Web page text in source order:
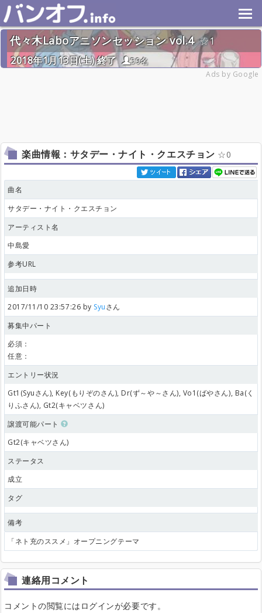
代々木Laboアニソンセッション vol.4
1
2018年1月13日(土) 終了
59名
Ads by Google
楽曲情報：サタデー・ナイト・クエスチョン 0
曲名
サタデー・ナイト・クエスチョン
アーティスト名
中島愛
参考URL
追加日時
2017/11/10 23:57:26 by Syuさん
募集中パート
必須：
任意：
エントリー状況
Gt1(Syuさん), Key(もりぞのさん), Dr(ず～や～さん), Vo1(ばやさん), Ba(く
りふさん), Gt2(キャベツさん)
譲渡可能パート
Gt2(キャベツさん)
ステータス
成立
タグ
備考
「ネト充のススメ」オープニングテーマ
連絡用コメント
コメントの閲覧にはログインが必要です。